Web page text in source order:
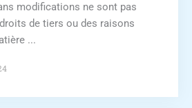
modifications ne sont pas
de tiers ou des raisons
...